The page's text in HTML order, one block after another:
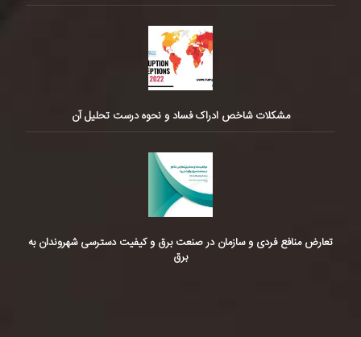
مشکلات شاخص ادراک فساد و نحوه درست تحلیل آن
تعارض منافع فردی و سازمان در صنعت برق و کیفیت دسترسی شهروندان به
برق